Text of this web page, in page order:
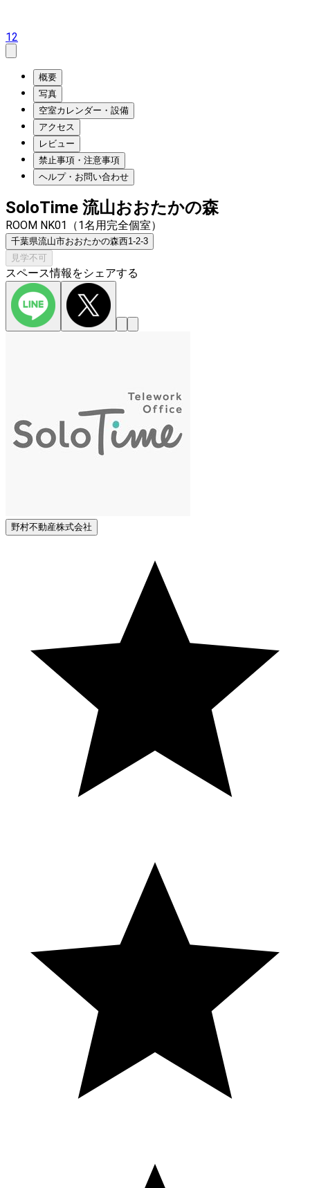
12
概要
写真
空室カレンダー・設備
アクセス
レビュー
禁止事項・注意事項
ヘルプ・お問い合わせ
SoloTime 流山おおたかの森
ROOM NK01（1名用完全個室）
千葉県流山市おおたかの森西1-2-3
見学不可
スペース情報をシェアする
野村不動産株式会社